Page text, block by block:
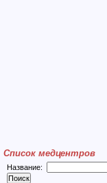
Список медцентров
Название: